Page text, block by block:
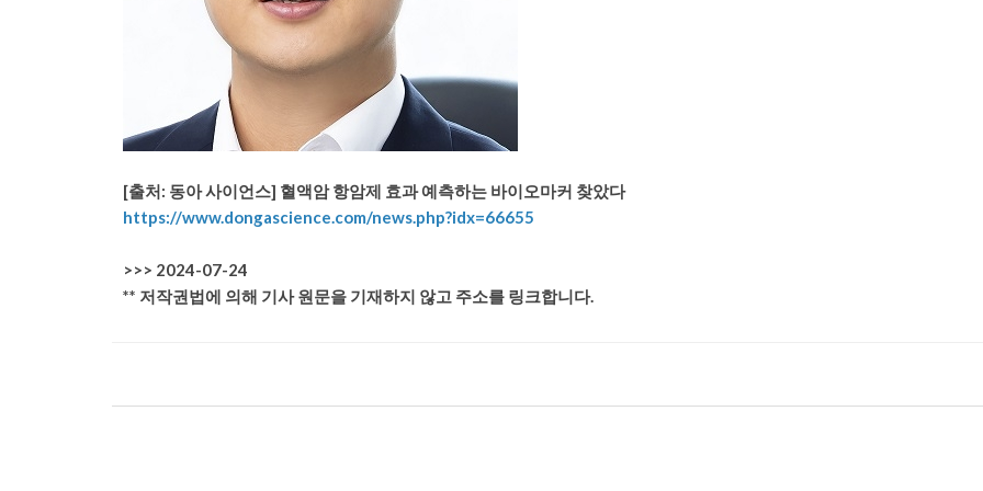
[출처: 동아 사이언스] 혈액암 항암제 효과 예측하는 바이오마커 찾았다
https://www.dongascience.com/news.php?idx=66655
>>> 2024-07-24
** 저작권법에 의해 기사 원문을 기재하지 않고 주소를 링크합니다.